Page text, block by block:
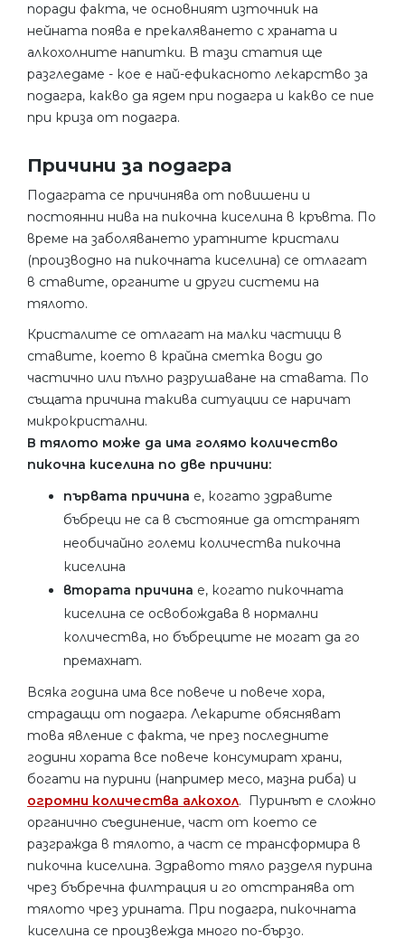
поради факта, че основният източник на
нейната поява е прекаляването с храната и
алкохолните напитки. В тази статия ще
разгледаме - кое е най-ефикасното лекарство за
подагра, какво да ядем при подагра и какво се пие
при криза от подагра.
Причини за подагра
Подаграта се причинява от повишени и
постоянни нива на пикочна киселина в кръвта. По
време на заболяването уратните кристали
(производно на пикочната киселина) се отлагат
в ставите, органите и други системи на
тялото.
Кристалите се отлагат на малки частици в
ставите, което в крайна сметка води до
частично или пълно разрушаване на ставата. По
същата причина такива ситуации се наричат ​​
микрокристални.
В тялото може да има голямо количество
пикочна киселина по две причини:
първата причина е, когато здравите
бъбреци не са в състояние да отстранят
необичайно големи количества пикочна
киселина
втората причина е, когато пикочната
киселина се освобождава в нормални
количества, но бъбреците не могат да го
премахнат.
Всяка година има все повече и повече хора,
страдащи от подагра. Лекарите обясняват
това явление с факта, че през последните
години хората все повече консумират храни,
богати на пурини (например месо, мазна риба) и
огромни количества алкохол. Пуринът е сложно
органично съединение, част от което се
разгражда в тялото, а част се трансформира в
пикочна киселина. Здравото тяло разделя пурина
чрез бъбречна филтрация и го отстранява от
тялото чрез урината. При подагра, пикочната
киселина се произвежда много по-бързо.